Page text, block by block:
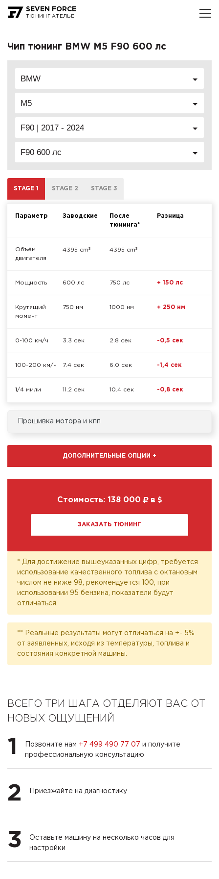
SEVEN FORCE
ТЮНИНГ АТЕЛЬЕ
Чип тюнинг BMW M5 F90 600 лс
BMW
M5
F90 | 2017 - 2024
F90 600 лс
STAGE 1 STAGE 2 STAGE 3
Параметр Заводские
После
тюнинга*
Разница
Объём
двигателя
4395 cm³ 4395 cm³
Мощность 600 лс 750 лс + 150 лс
Крутящий
момент
750 нм 1000 нм + 250 нм
0-100 км/ч 3.3 сек 2.8 сек -0,5 сек
100-200 км/ч 7.4 сек 6.0 сек -1,4 сек
1/4 мили 11.2 сек 10.4 сек -0,8 сек
Прошивка мотора и кпп
ДОПОЛНИТЕЛЬНЫЕ ОПЦИИ +
Стоимость: 138 000 в
ЗАКАЗАТЬ ТЮНИНГ
* Для достижение вышеуказанных цифр, требуется
использование качественного топлива с октановым
числом не ниже 98, рекомендуется 100, при
использовании 95 бензина, показатели будут
отличаться.
** Реальные результаты могут отличаться на +- 5%
от заявленных, исходя из температуры, топлива и
состояния конкретной машины.
ВСЕГО ТРИ ШАГА ОТДЕЛЯЮТ ВАС ОТ
НОВЫХ ОЩУЩЕНИЙ
1 Позвоните нам +7 499 490 77 07 и получите
профессиональную консультацию
2 Приезжайте на диагностику
3
Оставьте машину на несколько часов для
настройки